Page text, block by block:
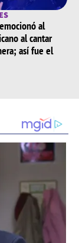
al
al cantar
así fue el